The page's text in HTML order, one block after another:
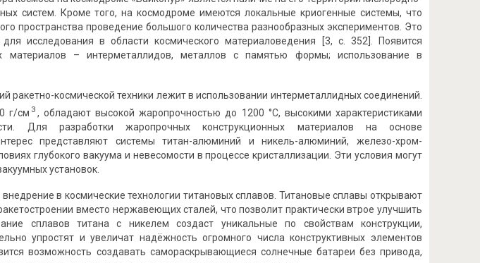
систем. Кроме того, на космодроме имеются локальные криогенные системы, что
пространства проведение большого количества разнообразных экспериментов. Это
исследования в области космического материаловедения [3, с. 352]. Появится
материалов – интерметаллидов, металлов с памятью формы; использование в
ракетно-космической техники лежит в использовании интерметаллидных соединений.
г/см 3 , обладают высокой жаропрочностью до 1200 °С, высокими характеристиками
Для разработки жаропрочных конструкционных материалов на основе
представляют системы титан-алюминий и никель-алюминий, железо-хром-
глубокого вакуума и невесомости в процессе кристаллизации. Эти условия могут
установок.
в космические технологии титановых сплавов. Титановые сплавы открывают
вместо нержавеющих сталей, что позволит практически втрое улучшить
сплавов титана с никелем создаст уникальные по свойствам конструкции,
упростят и увеличат надёжность огромного числа конструктивных элементов
возможность создавать самораскрывающиеся солнечные батареи без привода,